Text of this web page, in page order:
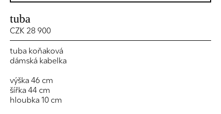
tuba
CZK 28 900
tuba koňaková
dámská kabelka
výška 46 cm
šířka 44 cm
hloubka 10 cm